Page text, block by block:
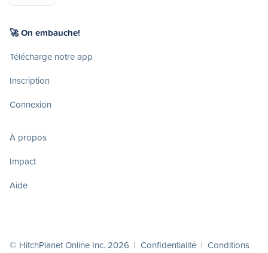
🚀 On embauche!
Télécharge notre app
Inscription
Connexion
À propos
Impact
Aide
© HitchPlanet Online Inc. 2026 | Confidentialité | Conditions